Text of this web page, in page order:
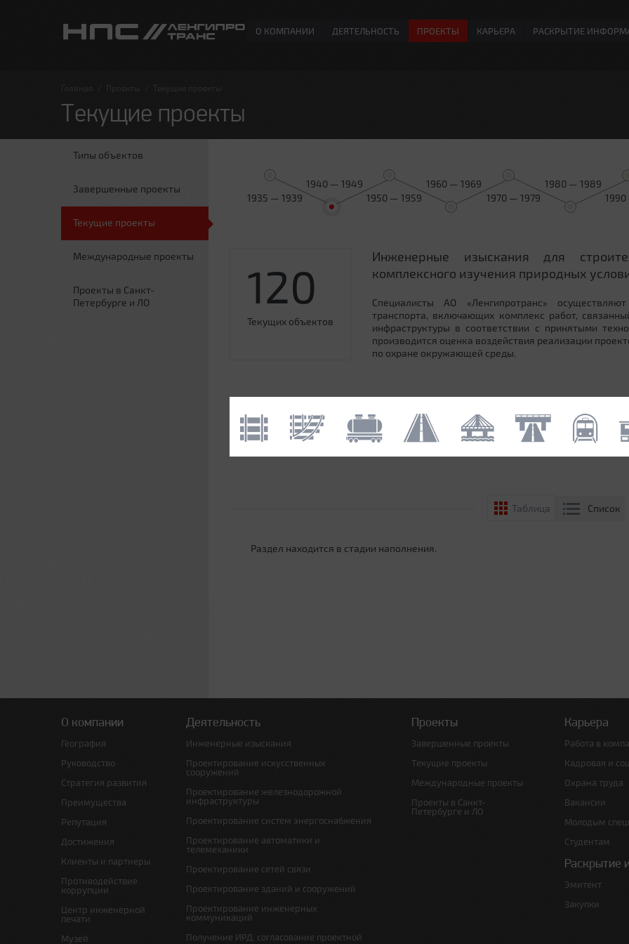
О КОМПАНИИ ДЕЯТЕЛЬНОСТЬ ПРОЕКТЫ КАРЬЕРА РАСКРЫТИЕ
Главная Проекты Текущие проекты
Текущие проекты
Типы объектов
Завершенные проекты
Текущие проекты
Международные проекты
Проекты в Санкт-
Петербурге и ЛО
1935 — 1939
1940 — 1949
1950 — 1959
1960 — 1969
1970 — 1979
1980 — 1989
120
Текущих объектов
Инженерные изыскания для
комплексного изучения природных
Специалисты АО «Ленгипротранс»
транспорта, включающих комплекс работ,
инфраструктуры в соответствии с принятыми
производится оценка воздействия реализации
по охране окружающей среды.
Таблица Список
Раздел находится в стадии наполнения.
О компании
География
Руководство
Стратегия развития
Преимущества
Репутация
Достижения
Клиенты и партнеры
Противодействие
коррупции
Центр инженерной
печати
Музей
Деятельность
Инженерные изыскания
Проектирование искусственных
сооружений
Проектирование железнодорожной
инфраструктуры
Проектирование систем энергоснабжения
Проектирование автоматики и
телемеханики
Проектирование сетей связи
Проектирование зданий и сооружений
Проектирование инженерных
коммуникаций
Получение ИРД, согласование проектной
Проекты
Завершенные проекты
Текущие проекты
Международные проекты
Проекты в Санкт-
Петербурге и ЛО
Карьера
Работа в
Кадровая и
Охрана труда
Вакансии
Молодым
Студентам
Раскрытие
Эмитент
Закупки